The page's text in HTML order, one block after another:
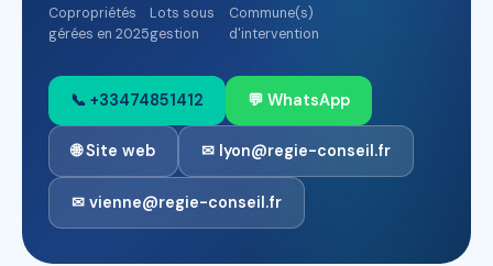
Copropriétés
gérées en 2025
Lots sous
gestion
Commune(s)
d'intervention
📞 +33474851412 💬 WhatsApp
🌐 Site web ✉ lyon@regie-conseil.fr
✉ vienne@regie-conseil.fr